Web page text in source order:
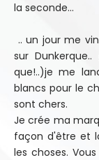
la seconde...
.. un jour me
sur
que!..)je me
blancs pour le
sont chers.
Je crée ma
façon d'être et
les choses. Vous